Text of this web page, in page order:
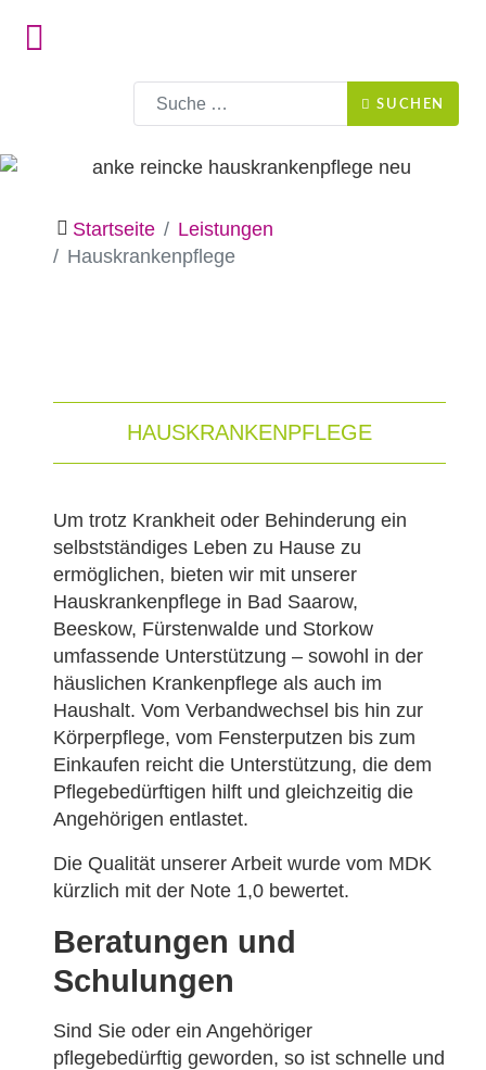
Suchen SUCHEN
Startseite
Leistungen
Hauskrankenpflege
HAUSKRANKENPFLEGE
Um trotz Krankheit oder Behinderung ein
selbstständiges Leben zu Hause zu
ermöglichen, bieten wir mit unserer
Hauskrankenpflege in Bad Saarow,
Beeskow, Fürstenwalde und Storkow
umfassende Unterstützung – sowohl in der
häuslichen Krankenpflege als auch im
Haushalt. Vom Verbandwechsel bis hin zur
Körperpflege, vom Fensterputzen bis zum
Einkaufen reicht die Unterstützung, die dem
Pflegebedürftigen hilft und gleichzeitig die
Angehörigen entlastet.
Die Qualität unserer Arbeit wurde vom MDK
kürzlich mit der Note 1,0 bewertet.
Beratungen und
Schulungen
Sind Sie oder ein Angehöriger
pflegebedürftig geworden, so ist schnelle und